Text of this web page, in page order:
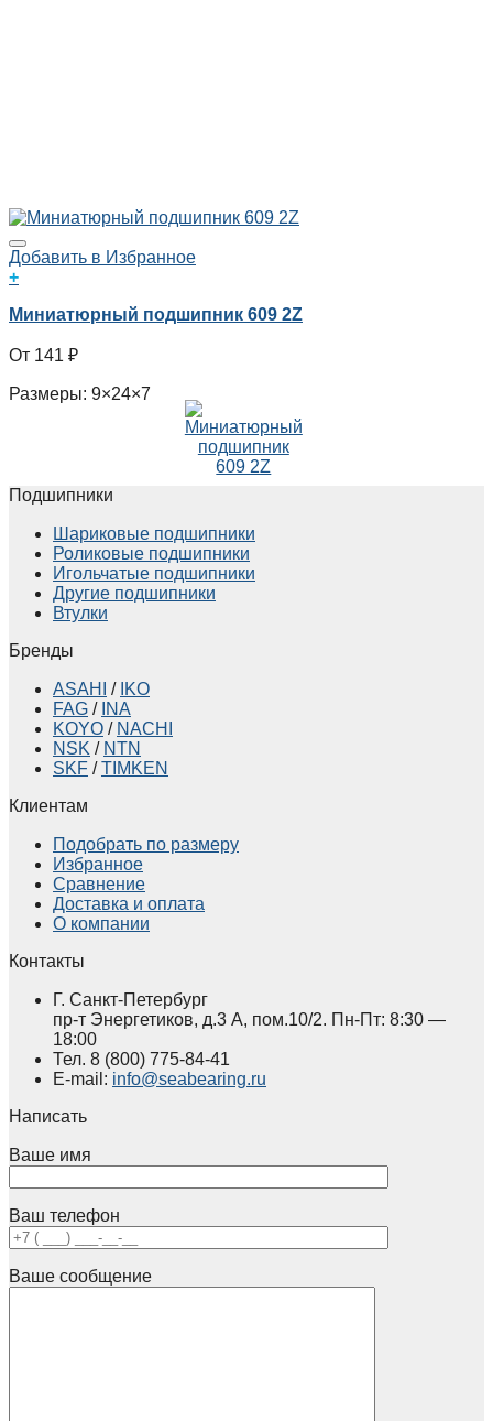
Добавить в Избранное
+
Миниатюрный подшипник 609 2Z
141 ₽
Размеры: 9×24×7
Подшипники
Шариковые подшипники
Роликовые подшипники
Игольчатые подшипники
Другие подшипники
Втулки
Бренды
ASAHI / IKO
FAG / INA
KOYO / NACHI
NSK / NTN
SKF /TIMKEN
Клиентам
Подобрать по размеру
Избранное
Сравнение
Доставка и оплата
О компании
Контакты
Г. Санкт-Петербург
пр-т Энергетиков, д.3 А, пом.10/2. Пн-Пт: 8:30 —
18:00
Тел. 8 (800) 775-84-41
E-mail: info@seabearing.ru
Написать
Ваше имя
Ваш телефон
Ваше сообщение